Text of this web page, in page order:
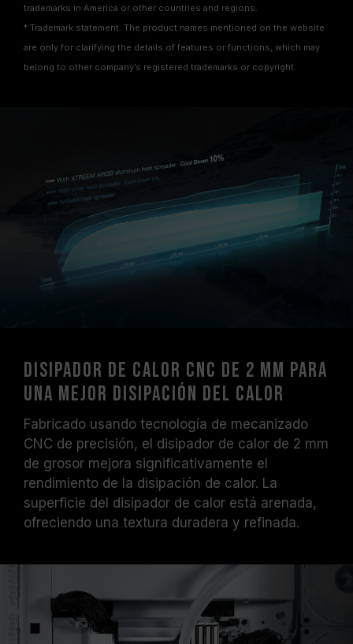
trademarks in America or other countries and regions.
* Trademark statement: The product names mentioned on the website
are only for clarifying the details of features or functions, which may
belong to other company’s registered trademarks or copyright.
Disipador de calor CNC de 2 mm para
una mejor disipación del calor
Fabricado usando tecnología de mecanizado
CNC de precisión, el disipador de calor de 2 mm
de grosor mejora significativamente el
rendimiento de la disipación de calor. La
superficie del disipador de calor está arenada,
ofreciendo una textura duradera y refinada.